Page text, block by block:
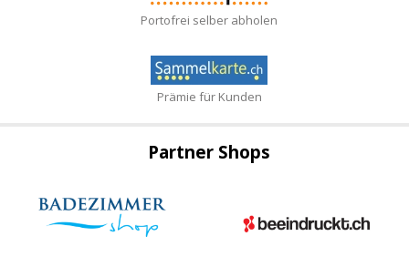
Portofrei selber abholen
Prämie für Kunden
Partner Shops